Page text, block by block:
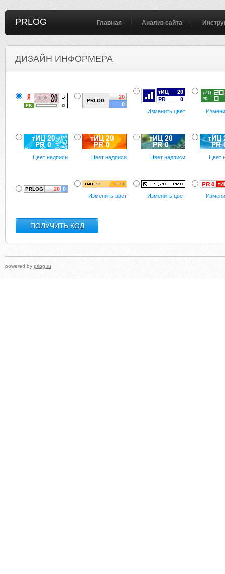
PRLOG Главная Анализ сайта
ДИЗАЙН ИНФОРМЕРА
Изменить цвет
Цвет надписи Цвет надписи Цвет надписи Цвет
Изменить цвет Изменить цвет
powered by prlog.ru